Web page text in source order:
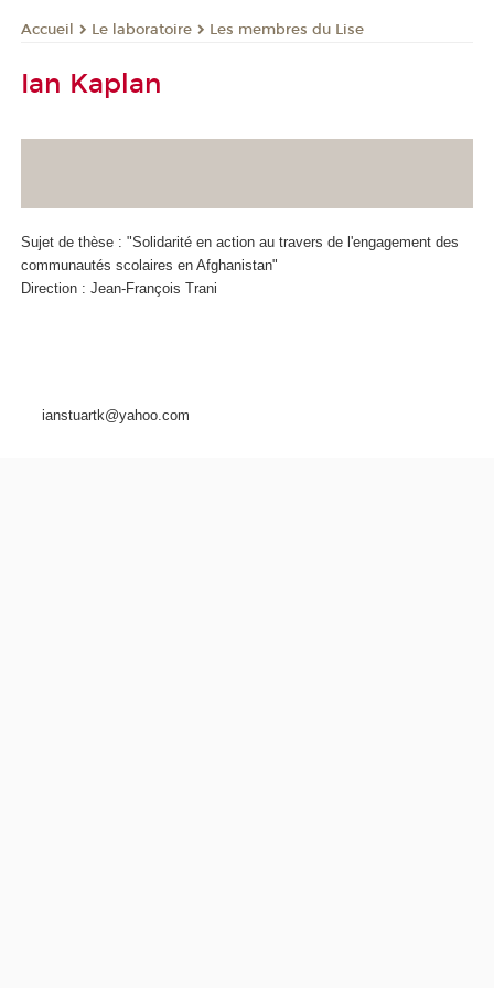
Accueil Le laboratoire Les membres du Lise
Ian Kaplan
Sujet de thèse : "Solidarité en action au travers de l'engagement des
communautés scolaires en Afghanistan"
Direction : Jean-François Trani
ianstuartk@yahoo.com